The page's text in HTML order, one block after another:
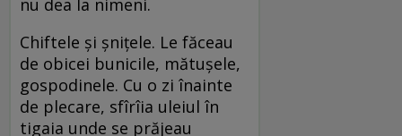
nu dea la nimeni.
Chiftele și șnițele. Le făceau
de obicei bunicile, mătușele,
gospodinele. Cu o zi înainte
de plecare, sfîrîia uleiul în
tigaia unde se prăjeau